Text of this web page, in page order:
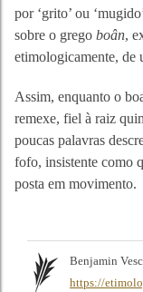
por ‘grito’ ou
sobre o grego boân,
etimologicamente, de
Assim, enquanto o
remexe, fiel à raiz
poucas palavras
fofo, insistente como
posta em movimento.
Benjamin
https://